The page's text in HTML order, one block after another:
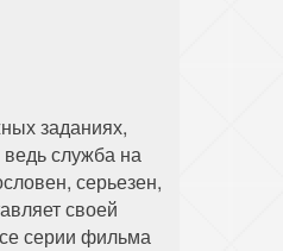
заданиях,
служба на
серьезен,
своей
серии фильма